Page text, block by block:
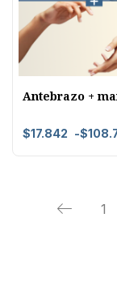
Antebrazo +
$17.842 -$
1